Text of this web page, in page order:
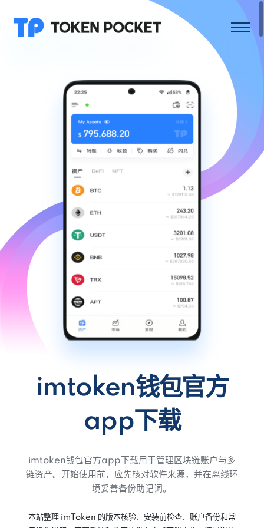
imtoken钱包官方
app下载
imtoken钱包官方app下载用于管理区块链账户与多
链资产。开始使用前，应先核对软件来源，并在离线环
境妥善备份助记词。
本站整理 imToken 的版本核验、安装前检查、账户备份和常